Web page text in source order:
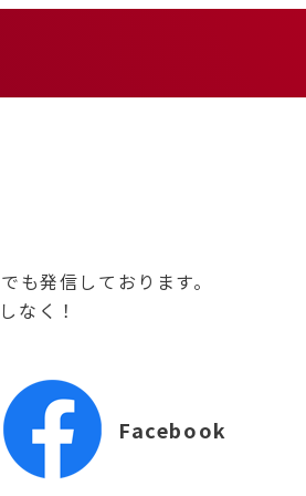
も発信しております。
なく！
Facebook